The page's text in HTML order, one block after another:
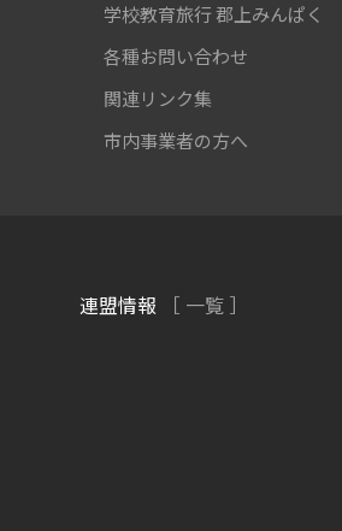
学校教育旅行郡上みんぱく
各種お問い合わせ
関連リンク集
市内事業者の方へ
連盟情報 ［ 一覧 ］